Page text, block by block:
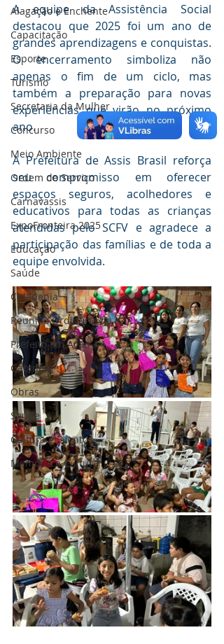
Alagação e Enchente
Capacitação
Esporte
Turismo
Secretaria da Mulher
Concurso
Meio Ambiente
Ordem de Serviço
Carnavassis
ExpoFronteira 2025
Educação
Saúde
Cidadania
Reunião Ordinária da (CIR)
Prefeito em Ação
Gabinete
Obras
Saúde
Cultura e Eventos
Memória e Cultura
A equipe da Assistência Social
destacou que 2025 foi um ano de
grandes aprendizagens e conquistas.
O encerramento simboliza não
apenas o fim de um ciclo, mas
também a preparação para novas
experiências que virão no próximo
ano.
A Prefeitura de Assis Brasil reforça
seu compromisso em oferecer
espaços seguros, acolhedores e
educativos para todas as crianças
atendidas pelo SCFV e agradece a
participação das famílias e de toda a
equipe envolvida.